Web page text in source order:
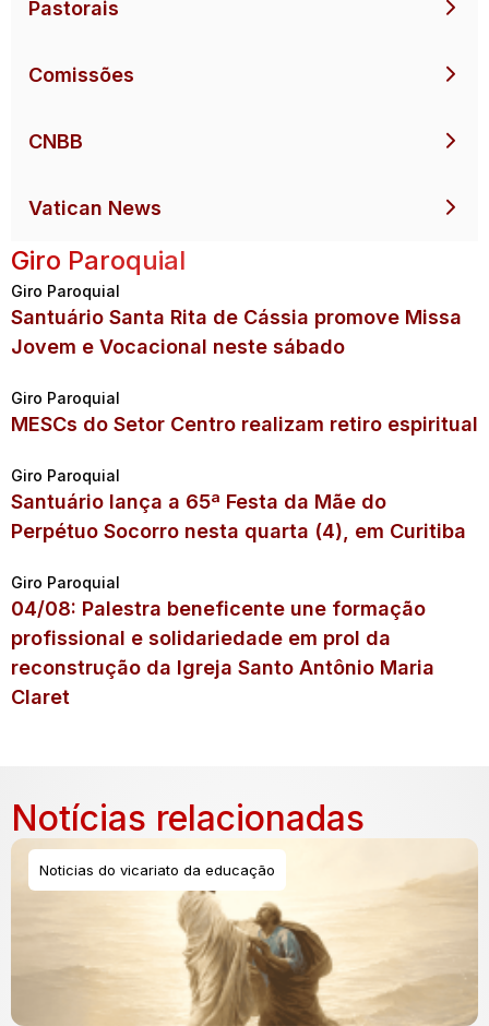
Pastorais
Comissões
CNBB
Vatican News
Giro Paroquial
Giro Paroquial
Santuário Santa Rita de Cássia promove Missa
Jovem e Vocacional neste sábado
Giro Paroquial
MESCs do Setor Centro realizam retiro espiritual
Giro Paroquial
Santuário lança a 65ª Festa da Mãe do
Perpétuo Socorro nesta quarta (4), em Curitiba
Giro Paroquial
04/08: Palestra beneficente une formação
profissional e solidariedade em prol da
reconstrução da Igreja Santo Antônio Maria
Claret
Notícias relacionadas
Noticias do vicariato da educação